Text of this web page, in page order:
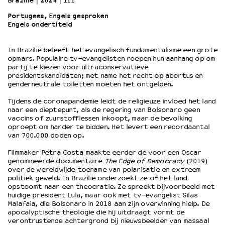
OVER LANTARENVENSTER
Werken bij
Wie is wie
Word vriend
Historie
Partners
Huisregels
Privacyverklaring
Integriteits- en gedragscode
Culturele boycot Israël
Ruimte voor artistieke vrijheid – VNPF
Portugees, Engels gesproken
Engels ondertiteld
In Brazilië beleeft het evangelisch fundamentalisme een grote
opmars. Populaire tv-evangelisten roepen hun aanhang op om
partij te kiezen voor ultraconservatieve
presidentskandidaten; met name het recht op abortus en
genderneutrale toiletten moeten het ontgelden.
Tijdens de coronapandemie leidt de religieuze invloed het land
naar een dieptepunt, als de regering van Bolsonaro geen
vaccins of zuurstofflessen inkoopt, maar de bevolking
oproept om harder te bidden. Het levert een recordaantal
van 700.000 doden op.
Filmmaker Petra Costa maakte eerder de voor een Oscar
genomineerde documentaireThe Edge of Democracy(2019)
over de wereldwijde toename van polarisatie en extreem
politiek geweld. In Brazilië onderzoekt ze of het land
opstoomt naar een theocratie. Ze spreekt bijvoorbeeld met
huidige president Lula, maar ook met tv-evangelist Silas
Malafaia, die Bolsonaro in 2018 aan zijn overwinning hielp. De
apocalyptische theologie die hij uitdraagt vormt de
verontrustende achtergrond bij nieuwsbeelden van massaal